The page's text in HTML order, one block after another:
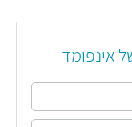
אינפומד